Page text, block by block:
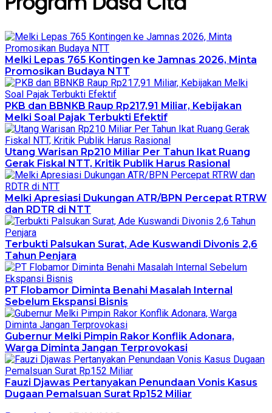
Melki Lepas 765 Kontingen ke Jamnas 2026, Minta
Promosikan Budaya NTT
PKB dan BBNKB Raup Rp217,91 Miliar, Kebijakan
Melki Soal Pajak Terbukti Efektif
Utang Warisan Rp210 Miliar Per Tahun Ikat Ruang
Gerak Fiskal NTT, Kritik Publik Harus Rasional
Melki Apresiasi Dukungan ATR/BPN Percepat RTRW
dan RDTR di NTT
Terbukti Palsukan Surat, Ade Kuswandi Divonis 2,6
Tahun Penjara
PT Flobamor Diminta Benahi Masalah Internal
Sebelum Ekspansi Bisnis
Gubernur Melki Pimpin Rakor Konflik Adonara,
Warga Diminta Jangan Terprovokasi
Fauzi Djawas Pertanyakan Penundaan Vonis Kasus
Dugaan Pemalsuan Surat Rp152 Miliar